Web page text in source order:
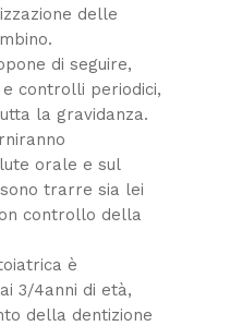
delle
di seguire,
controlli periodici,
la gravidanza.
orale e sul
trarre sia lei
controllo della
è
3/4anni di età,
della dentizione